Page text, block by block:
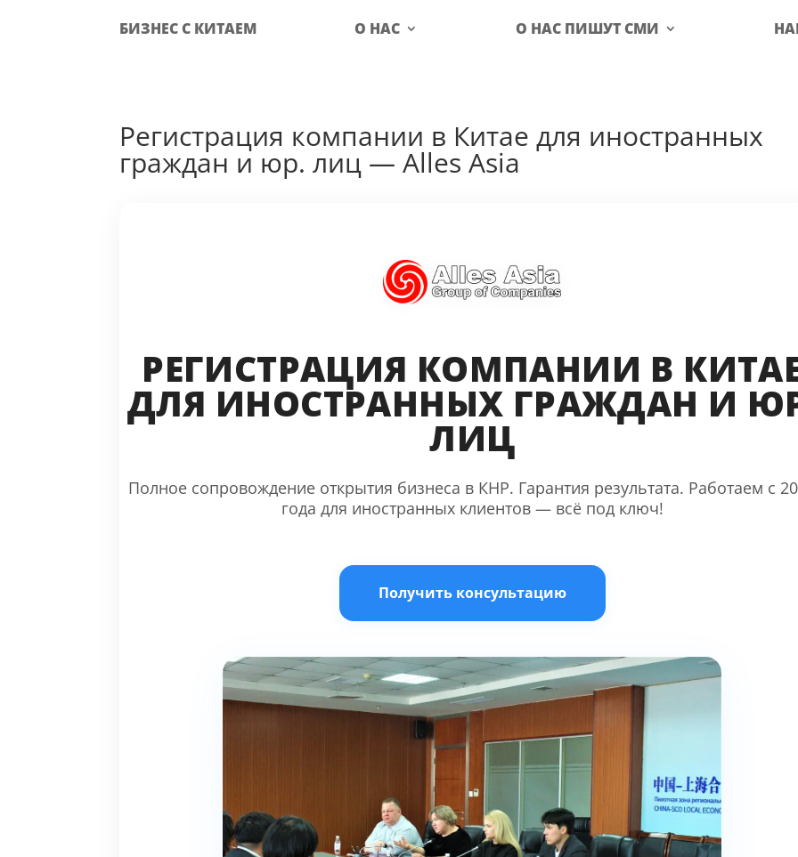
БИЗНЕС С КИТАЕМ О НАС О НАС ПИШУТ СМИ
Регистрация компании в Китае для иностранных
граждан и юр. лиц — Alles Asia
РЕГИСТРАЦИЯ КОМПАНИИ В
ДЛЯ ИНОСТРАННЫХ ГРАЖДАН И
ЛИЦ
Полное сопровождение открытия бизнеса в КНР. Гарантия результата. Работаем с
года для иностранных клиентов — всё под ключ!
Получить консультацию